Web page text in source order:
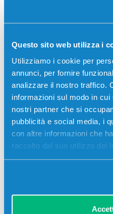
Questo sito web utilizza i
Utilizziamo i cookie per
annunci, per fornire
analizzare il nostro traffico.
informazioni sul modo in
nostri partner che si
pubblicità e social media, i
con altre informazioni che
raccolto dal suo utilizzo dei